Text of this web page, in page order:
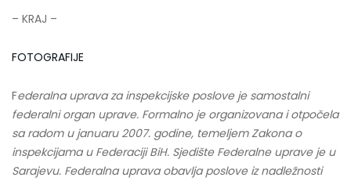
– KRAJ –
FOTOGRAFIJE
Federalna uprava za inspekcijske poslove je samostalni
federalni organ uprave. Formalno je organizovana i otpočela
sa radom u januaru 2007. godine, temeljem Zakona o
inspekcijama u Federaciji BiH. Sjedište Federalne uprave je u
Sarajevu. Federalna uprava obavlja poslove iz nadležnosti